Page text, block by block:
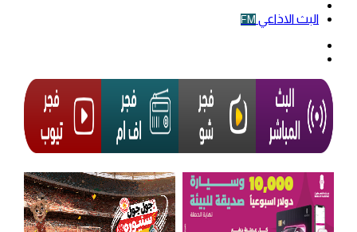
البث الاذاعي FM